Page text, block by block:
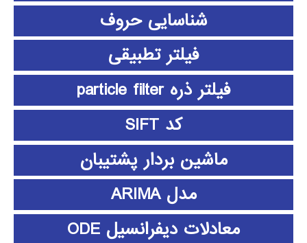
شناسایی حروف
فیلتر تطبیقی
فیلتر ذره particle filter
کد SIFT
ماشین بردار پشتیبان
مدل ARIMA
معادلات دیفرانسیل ODE